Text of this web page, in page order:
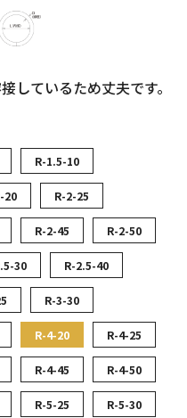
しているため丈夫です。
R-1.5-10
20 R-2-25
R-2-45 R-2-50
30 R-2.5-40
R-3-30
R-4-20 R-4-25
R-4-45 R-4-50
R-5-25 R-5-30